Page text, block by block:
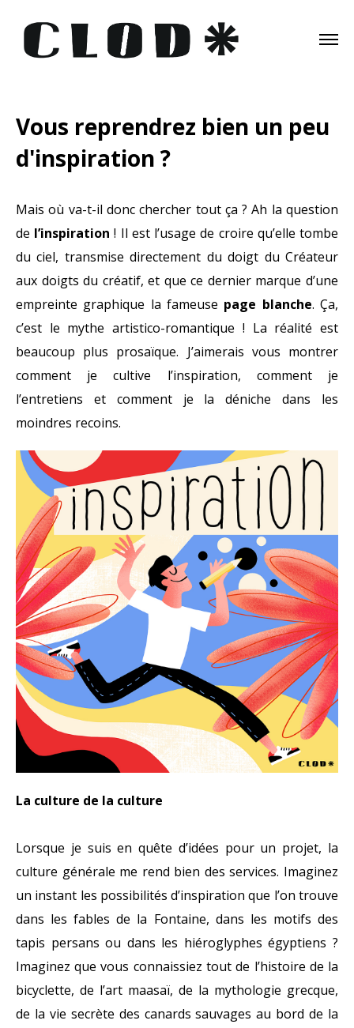
Vous reprendrez bien un peu
d'inspiration ?
Mais où va-t-il donc chercher tout ça ? Ah la question
de l’inspiration ! Il est l’usage de croire qu’elle tombe
du ciel, transmise directement du doigt du Créateur
aux doigts du créatif, et que ce dernier marque d’une
empreinte graphique la fameuse page blanche. Ça,
c’est le mythe artistico-romantique ! La réalité est
beaucoup plus prosaïque. J’aimerais vous montrer
comment je cultive l’inspiration, comment je
l’entretiens et comment je la déniche dans les
moindres recoins.
La culture de la culture
Lorsque je suis en quête d’idées pour un projet, la
culture générale me rend bien des services. Imaginez
un instant les possibilités d’inspiration que l’on trouve
dans les fables de la Fontaine, dans les motifs des
tapis persans ou dans les hiéroglyphes égyptiens ?
Imaginez que vous connaissiez tout de l’histoire de la
bicyclette, de l’art maasaï, de la mythologie grecque,
de la vie secrète des canards sauvages au bord de la